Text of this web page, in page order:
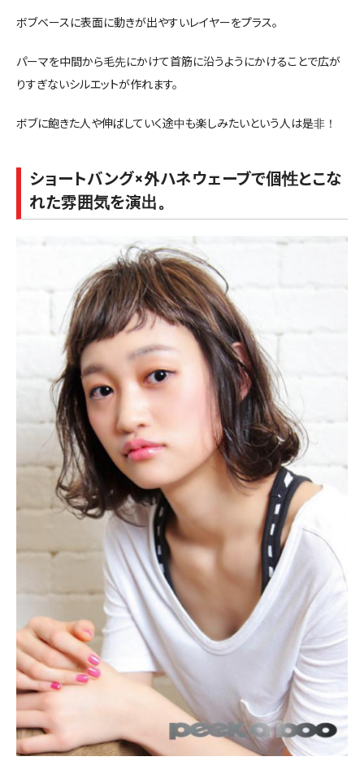
ボブベースに表面に動きが出やすいレイヤーをプラス。
パーマを中間から毛先にかけて首筋に沿うようにかけることで広が
りすぎないシルエットが作れます。
ボブに飽きた人や伸ばしていく途中も楽しみたいという人は是非！
ショートバング×外ハネウェーブで個性とこな
れた雰囲気を演出。